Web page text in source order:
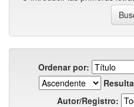
Ordenar por:
Autor/Registro: